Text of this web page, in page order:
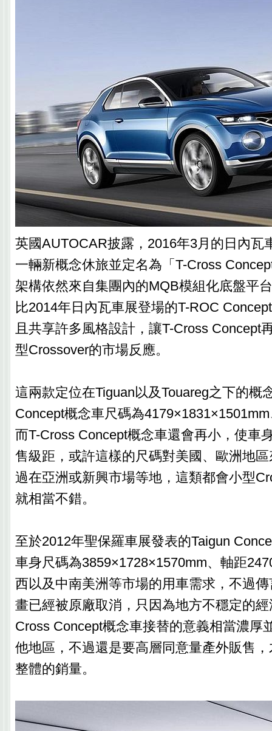
英國AUTOCAR披露，2016年3月的日內瓦
一輛新概念休旅並定名為「T-Cross
架構依然來自集團內的MQB模組化底盤平
比2014年日內瓦車展登場的T-ROC
且共享許多風格設計，讓T-Cross Concept
型Crossover的市場反應。
這兩款定位在Tiguan以及Touareg之下的概
Concept概念車尺碼為
而T-Cross Concept概念車還會再小，使車
售級距，或許這樣的尺碼對美國、歐洲地
過在亞洲或新興市場等地，這類都會小型
就相當不錯。
至於2012年聖保羅車展發表的Taigun
車身尺碼為3859×1728×1570mm、軸距
西以及中南美洲等市場的用車需求，不過
畫已經被原廠取消，只因為地方不穩定的
Cross Concept概念車接替的意義相當濃厚
他地區，不過還是要高層同意量產外販售
整體的銷量。